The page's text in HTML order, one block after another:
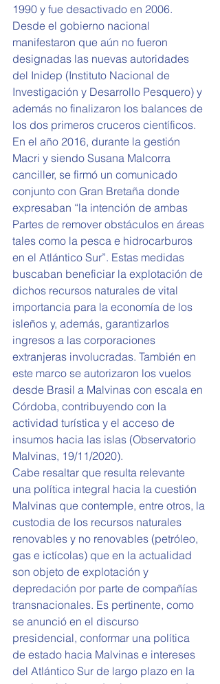
1990 y fue desactivado en 2006.
Desde el gobierno nacional
manifestaron que aún no fueron
designadas las nuevas autoridades
del Inidep (Instituto Nacional de
Investigación y Desarrollo Pesquero) y
además no finalizaron los balances de
los dos primeros cruceros científicos.
En el año 2016, durante la gestión
Macri y siendo Susana Malcorra
canciller, se firmó un comunicado
conjunto con Gran Bretaña donde
expresaban “la intención de ambas
Partes de remover obstáculos en áreas
tales como la pesca e hidrocarburos
en el Atlántico Sur”. Estas medidas
buscaban beneficiar la explotación de
dichos recursos naturales de vital
importancia para la economía de los
isleños y, además, garantizarlos
ingresos a las corporaciones
extranjeras involucradas. También en
este marco se autorizaron los vuelos
desde Brasil a Malvinas con escala en
Córdoba, contribuyendo con la
actividad turística y el acceso de
insumos hacia las islas (Observatorio
Malvinas, 19/11/2020).
Cabe resaltar que resulta relevante
una política integral hacia la cuestión
Malvinas que contemple, entre otros, la
custodia de los recursos naturales
renovables y no renovables (petróleo,
gas e ictícolas) que en la actualidad
son objeto de explotación y
depredación por parte de compañías
transnacionales. Es pertinente, como
se anunció en el discurso
presidencial, conformar una política
de estado hacia Malvinas e intereses
del Atlántico Sur de largo plazo en la